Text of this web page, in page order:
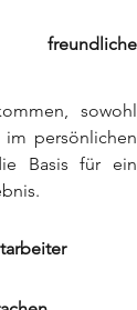
sowohl
im persönlichen
Basis für ein